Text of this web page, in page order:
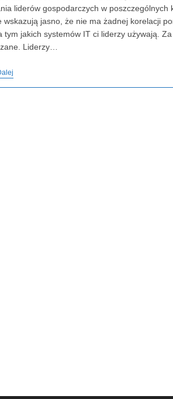
liderów gospodarczych w poszczególnych
wskazują jasno, że nie ma żadnej korelacji
tym jakich systemów IT ci liderzy używają.
Liderzy…
ERP